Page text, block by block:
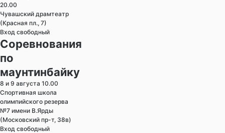
20.00
Чувашский драмтеатр
(Красная пл., 7)
Вход свободный
Соревнования
по
маунтинбайку
8 и 9 августа 10.00
Спортивная школа
олимпийского резерва
№7 имени В.Ярды
(Московский пр-т, 38в)
Вход свободный